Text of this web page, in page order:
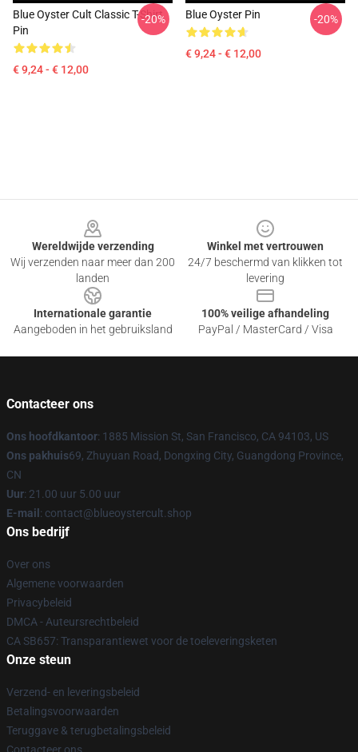
Blue Oyster Cult Classic T-Shirt
Pin
€ 9,24 - € 12,00
-20% Blue Oyster Pin
€ 9,24 - € 12,00
-20%
Wereldwijde verzending
Wij verzenden naar meer dan 200
landen
Winkel met vertrouwen
24/7 beschermd van klikken tot
levering
Internationale garantie
Aangeboden in het gebruiksland
100% veilige afhandeling
PayPal / MasterCard / Visa
Contacteer ons
Ons hoofdkantoor: 1885 Mission St, San Francisco, CA 94103, US
Ons pakhuis69, Zhuyuan Road, Dongxing City, Guangdong Province,
CN
Uur: 21.00 uur 5.00 uur
E-mail : contact@blueoystercult.shop
Ons bedrijf
Over ons
Algemene voorwaarden
Privacybeleid
DMCA - Auteursrechtbeleid
CA SB657: Transparantiewet voor de toeleveringsketen
Onze steun
Verzend- en leveringsbeleid
Betalingsvoorwaarden
Teruggave & terugbetalingsbeleid